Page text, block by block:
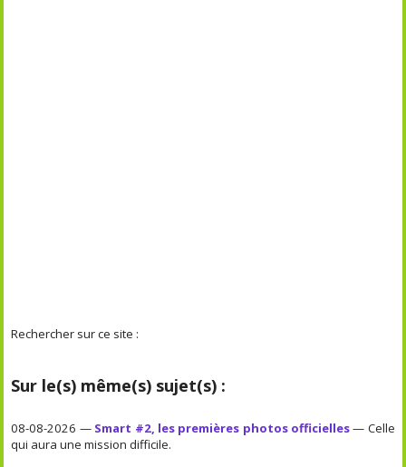
Rechercher sur ce site :
Sur le(s) même(s) sujet(s) :
08-08-2026 — Smart #2, les premières photos officielles— Celle
qui aura une mission difficile.